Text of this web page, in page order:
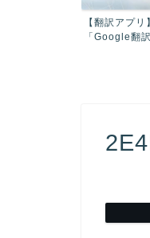
【翻訳アプ
「Google翻